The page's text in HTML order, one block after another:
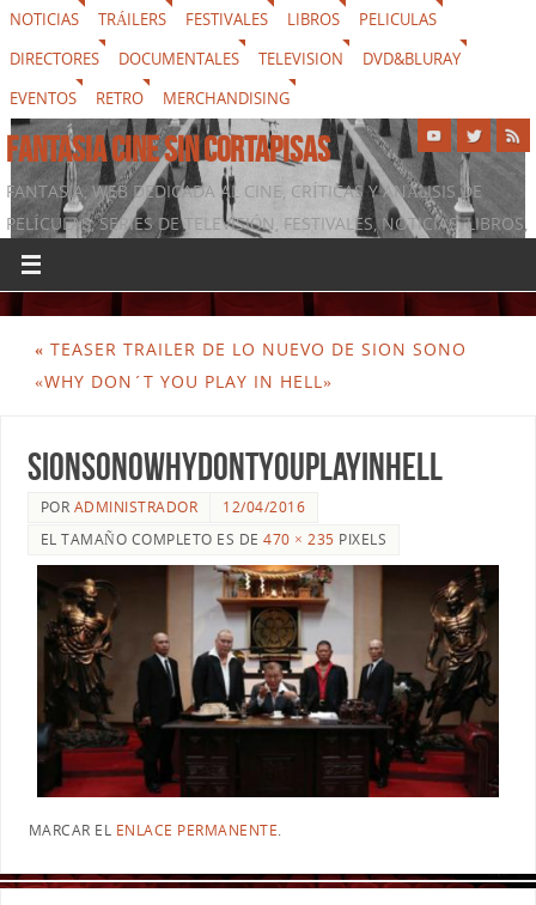
NOTICIAS TRÁILERS FESTIVALES LIBROS
PELICULAS
DIRECTORES
DOCUMENTALES TELEVISION
DVD&BLURAY
EVENTOS
RETRO MERCHANDISING
FANTASIA CINE SIN CORTAPISAS
FANTASIA, WEB DEDICADA AL CINE, CRÍTICAS Y ANÁLISIS DE
PELÍCULAS, SERIES DE TELEVISIÓN, FESTIVALES, NOTICIAS, LIBROS,
DVD & BLURAY, MERCHANDISING Y TODO LO QUE RODEA AL
SÉPTIMO ARTE
« TEASER TRAILER DE LO NUEVO DE SION SONO
«WHY DON´T YOU PLAY IN HELL»
sionsonowhydontyouplayinhell
POR ADMINISTRADOR
12/04/2016
EL TAMAÑO COMPLETO ES DE470 × 235 PIXELS
MARCAR EL ENLACE PERMANENTE.